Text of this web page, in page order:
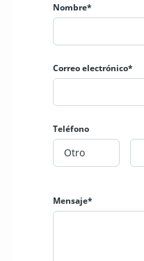
Nombre*
Correo electrónico*
Teléfono
Mensaje*